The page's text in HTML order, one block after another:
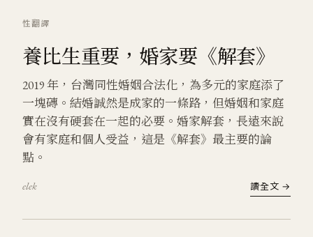
性翻譯
養比生重要，婚家要《解套》
2019 年，台灣同性婚姻合法化，為多元的家庭添了
一塊磚。結婚誠然是成家的一條路，但婚姻和家庭
實在沒有硬套在一起的必要。婚家解套，長遠來說
會有家庭和個人受益，這是《解套》最主要的論
點。
elek 讀全文 →